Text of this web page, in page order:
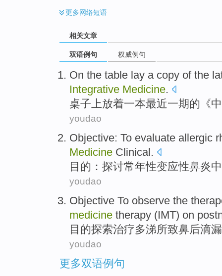
更多网络短语
相关文章
双语例句 权威例句
On the table lay a copy of the
Integrative Medicine.
桌子上放着一本最近一期的 《
youdao
Objective: To evaluate allergic
Medicine Clinical.
目的 ： 探讨常年性变应性鼻炎
youdao
Objective To observe the
medicine therapy (IMT) on
目的探索治疗多涕所致鼻后滴漏
youdao
更多双语例句